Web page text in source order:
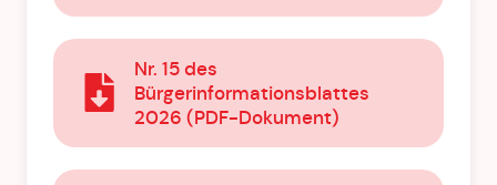
Nr. 15 des
Bürgerinformationsblattes
2026 (PDF-Dokument)